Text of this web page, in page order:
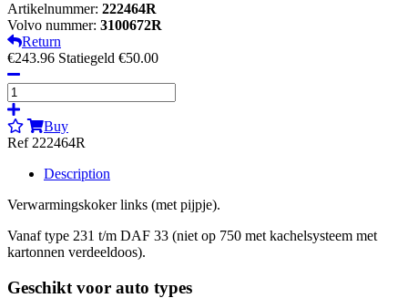
Artikelnummer: 222464R
Volvo nummer: 3100672R
Return
€243.96 Statiegeld €50.00
Buy
Ref 222464R
Description
Verwarmingskoker links (met pijpje).
Vanaf type 231 t/m DAF 33 (niet op 750 met kachelsysteem met
kartonnen verdeeldoos).
Geschikt voor auto types